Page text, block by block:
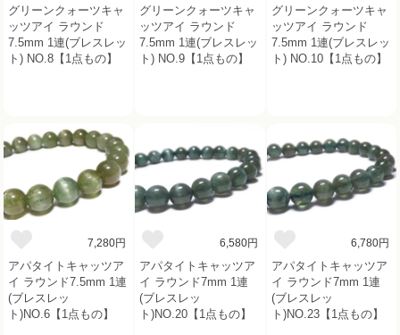
グリーンクォーツキャ
ッツアイ ラウンド
7.5mm 1連(ブレスレッ
ト) NO.8【1点もの】
グリーンクォーツキャ
ッツアイ ラウンド
7.5mm 1連(ブレスレッ
ト) NO.9【1点もの】
グリーンクォーツキャ
ッツアイ ラウンド
7.5mm 1連(ブレスレッ
ト) NO.10【1点もの】
7,280円
アパタイトキャッツア
イ ラウンド7.5mm 1連
(ブレスレッ
ト)NO.6【1点もの】
6,580円
アパタイトキャッツア
イ ラウンド7mm 1連
(ブレスレッ
ト)NO.20【1点もの】
6,780円
アパタイトキャッツア
イ ラウンド7mm 1連
(ブレスレッ
ト)NO.23【1点もの】